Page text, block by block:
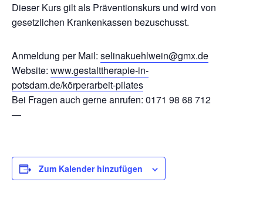
Dieser Kurs gilt als Präventionskurs und wird von
gesetzlichen Krankenkassen bezuschusst.
Anmeldung per Mail: selinakuehlwein@gmx.de
Website: www.gestalttherapie-in-
potsdam.de/körperarbeit-pilates
Bei Fragen auch gerne anrufen: 0171 98 68 712
—
Zum Kalender hinzufügen